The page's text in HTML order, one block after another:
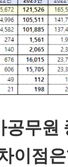
무원
이점